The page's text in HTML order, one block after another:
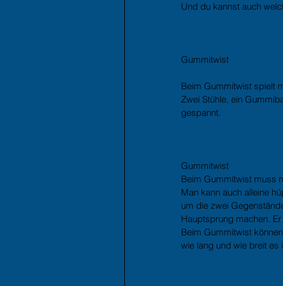
Und du kannst auch
Gummitwist
Beim Gummitwist spielt
Zwei Stühle, ein
gespannt.
Gummitwist
Beim Gummitwist muss
Man kann auch alleine
um die zwei
Hauptsprung machen.
Beim Gummitwist
wie lang und wie breit es